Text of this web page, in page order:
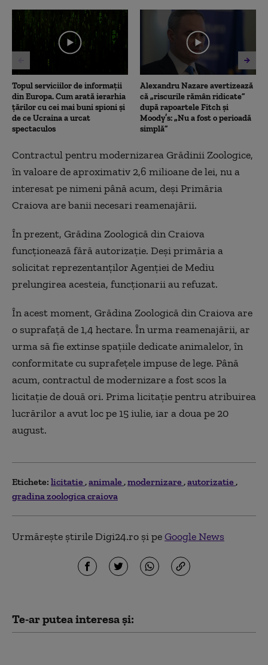
1
minute,
seconds
Topul serviciilor de informații
din Europa. Cum arată ierarhia
țărilor cu cei mai buni spioni și
de ce Ucraina a urcat
spectaculos
Alexandru Nazare avertizează
că „riscurile rămân ridicate”
după rapoartele Fitch și
Moody’s: „Nu a fost o perioadă
simplă”
Contractul pentru modernizarea Grădinii Zoologice,
în valoare de aproximativ 2,6 milioane de lei, nua
interesatpe nimenipână acum, deşi Primăria
Craiova are banii necesari reamenajării.
În prezent, Grădina Zoologică din Craiova
funcţionează fără autorizaţie. Deşi primăria a
solicitat reprezentanţilor AgenţieideMediu
prelungirea acesteia, funcţionariiau refuzat.
În acest moment, Grădina Zoologică din Craiovaare
o suprafaţă de 1,4 hectare. În urma reamenajării, ar
urma să fie extinse spaţiile dedicate animalelor, în
conformitate cu suprafeţele impuse de lege. Până
acum, contractul de modernizare a fost scos la
licitaţie de două ori. Prima licitaţie pentru atribuirea
lucrărilor a avut loc pe 15 iulie, iar a doua pe 20
august.
Etichete: licitatie animale modernizare autorizatie
gradina zoologica craiova
Urmărește știrile Digi24.ro și peGoogle News
Te-ar putea interesa și: